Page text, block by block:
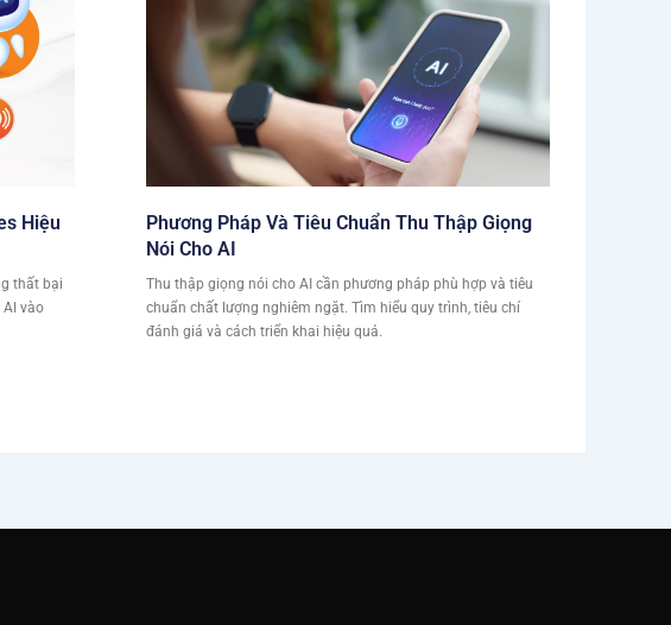
Hiệu
thất bại
vào
Phương Pháp Và Tiêu Chuẩn Thu Thập Giọng
Nói Cho AI
Thu thập giọng nói cho AI cần phương pháp phù hợp và tiêu
chuẩn chất lượng nghiêm ngặt. Tìm hiểu quy trình, tiêu chí
đánh giá và cách triển khai hiệu quả.